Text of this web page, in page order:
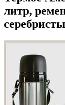
литр,